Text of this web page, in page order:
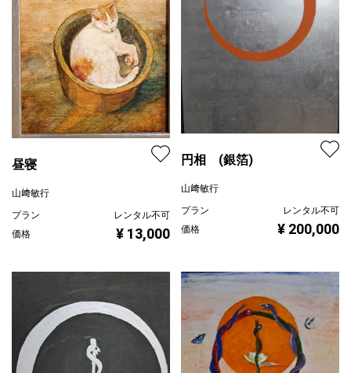
昼寝
山﨑敏行
プラン
レンタル不可
価格
¥ 13,000
円相 (銀箔)
山﨑敏行
プラン
レンタル不可
価格
¥ 200,000